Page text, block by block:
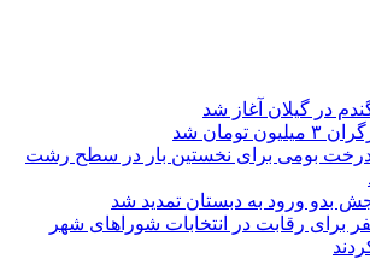
در گیلان آغاز شد
تومان شد
درخت بومی برای نخستین بار در سطح رشت
بدو ورود به دبستان تمدید شد
و ۶۱۵ نفر برای رقابت در انتخابات شوراهای شهر